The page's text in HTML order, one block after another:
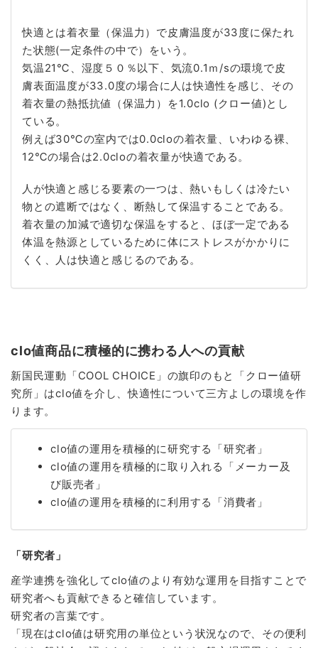
快適とは着衣量（保温力）で皮膚温度が33度に保たれ
た状態(一定条件の中で）をいう。
気温21℃、湿度５０％以下、気流0.1ｍ/sの環境で皮
膚表面温度が33.0度の場合に人は快適性を感じ、その
着衣量の熱抵抗値（保温力）を1.0clo (クロー値)とし
ている。
例えば30℃の室内では0.0cloの着衣量、いわゆる裸、
12℃の場合は2.0cloの着衣量が快適である。
人が快適と感じる要素の一つは、熱いもしくは冷たい
物との遮断ではなく、断熱して保温することである。
着衣量の加減で適切な保温をすると、ほぼ一定である
体温を熱源としているために体にストレスがかかりに
くく、人は快適と感じるのである。
clo値商品に積極的に携わる人への貢献
新国民運動「COOL CHOICE」の旗印のもと「クロー値研
究所」はclo値を介し、快適性について三方よしの環境を作
ります。
clo値の運用を積極的に研究する「研究者」
clo値の運用を積極的に取り入れる「メーカー及
び販売者」
clo値の運用を積極的に利用する「消費者」
「研究者」
産学連携を強化してclo値のより有効な運用を目指すことで
研究者へも貢献できると確信しています。
研究者の言葉です。
「現在はclo値は研究用の単位という状況なので、その便利